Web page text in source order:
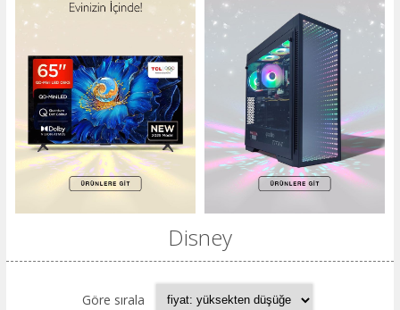
Disney
Göre sırala